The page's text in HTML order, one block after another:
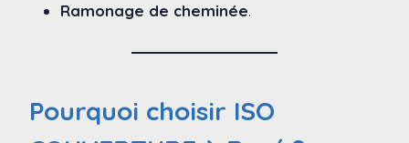
Ramonage de cheminée.
Pourquoi choisir ISO